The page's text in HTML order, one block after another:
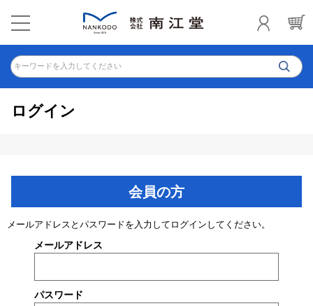
キーワードを入力してください
ログイン
会員の方
メールアドレスとパスワードを入力してログインしてください。
メールアドレス
パスワード